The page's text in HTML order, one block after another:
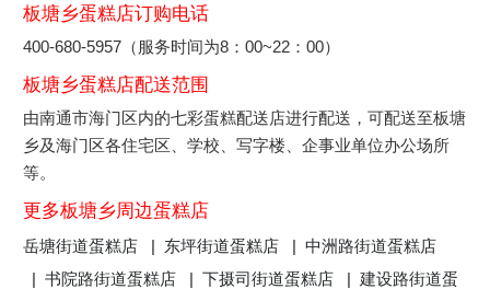
板塘乡蛋糕店订购电话
400-680-5957（服务时间为8：00~22：00）
板塘乡蛋糕店配送范围
由南通市海门区内的七彩蛋糕配送店进行配送，可配送至板塘
乡及海门区各住宅区、学校、写字楼、企事业单位办公场所
等。
更多板塘乡周边蛋糕店
岳塘街道蛋糕店 | 东坪街道蛋糕店 |中洲路街道蛋糕店
|书院路街道蛋糕店 |下摄司街道蛋糕店 |建设路街道蛋